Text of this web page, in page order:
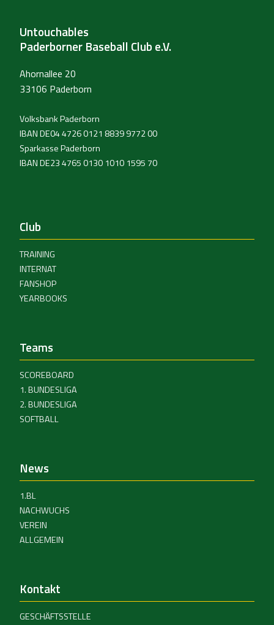
Untouchables
Paderborner Baseball Club e.V.
Ahornallee 20
33106 Paderborn
Volksbank Paderborn
IBAN DE04 4726 0121 8839 9772 00
Sparkasse Paderborn
IBAN DE23 4765 0130 1010 1595 70
Club
TRAINING
INTERNAT
FANSHOP
YEARBOOKS
Teams
SCOREBOARD
1. BUNDESLIGA
2. BUNDESLIGA
SOFTBALL
News
1.BL
NACHWUCHS
VEREIN
ALLGEMEIN
Kontakt
GESCHÄFTSSTELLE